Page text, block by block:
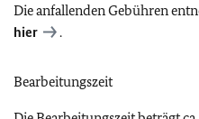
Die anfallenden Gebühren
hier
.
Bearbeitungszeit